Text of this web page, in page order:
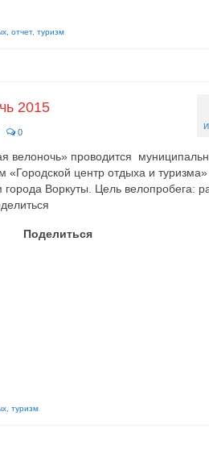
, отчет, туризм
2015
0
велоночь» проводится
центр отдыха и туризма»
Воркуты. Цель велопробега:
Поделиться
, туризм